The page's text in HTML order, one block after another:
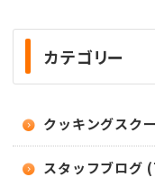
カテゴリー
クッキングスク
スタッフブログ